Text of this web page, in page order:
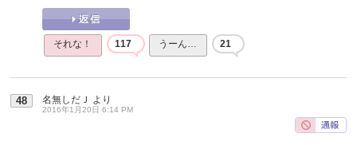
それな！ 117 うーん… 21
48 名無しだＪ より
2016年1月20日 6:14 PM